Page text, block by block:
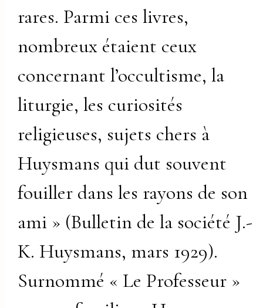
rares. Parmi ces livres,
nombreux étaient ceux
concernant l’occultisme, la
liturgie, les curiosités
religieuses, sujets chers à
Huysmans qui dut souvent
fouiller dans les rayons de son
ami » (Bulletin de la société J.-
K. Huysmans, mars 1929).
Surnommé « Le Professeur »